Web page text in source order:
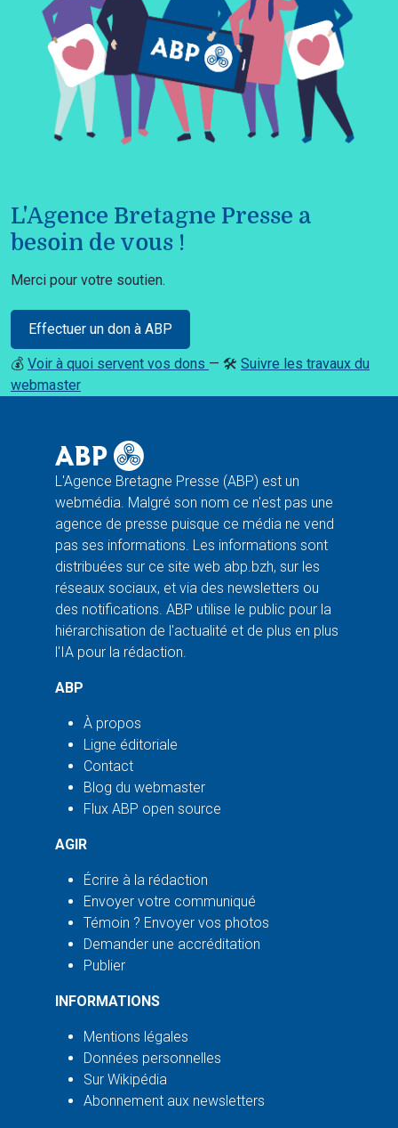
L'Agence Bretagne Presse a
besoin de vous !
Merci pour votre soutien.
Effectuer un don à ABP
💰 Voir à quoi servent vos dons — 🛠️ Suivre les travaux du
webmaster
L'Agence Bretagne Presse (ABP) est un
webmédia. Malgré son nom ce n'est pas une
agence de presse puisque ce média ne vend
pas ses informations. Les informations sont
distribuées sur ce site web abp.bzh, sur les
réseaux sociaux, et via des newsletters ou
des notifications. ABP utilise le public pour la
hiérarchisation de l'actualité et de plus en plus
l'IA pour la rédaction.
ABP
À propos
Ligne éditoriale
Contact
Blog du webmaster
Flux ABP open source
AGIR
Écrire à la rédaction
Envoyer votre communiqué
Témoin ? Envoyer vos photos
Demander une accréditation
Publier
INFORMATIONS
Mentions légales
Données personnelles
Sur Wikipédia
Abonnement aux newsletters